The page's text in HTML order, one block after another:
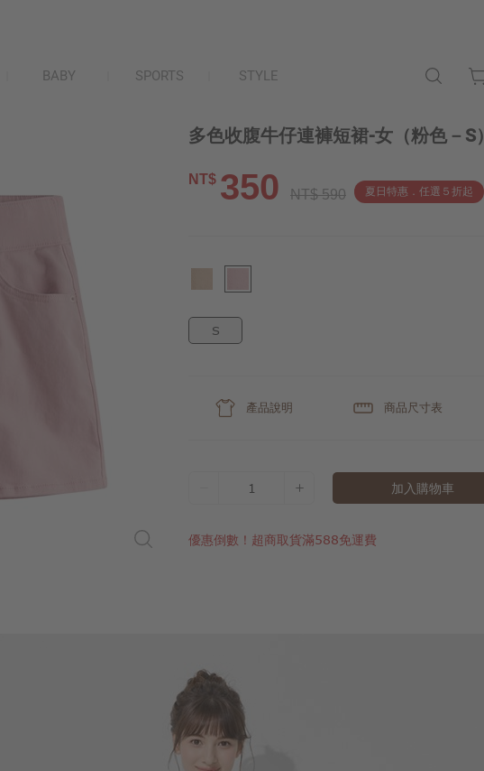
BABY SPORTS STYLE
多色收腹牛仔連褲短裙-女 （粉色－S）
NT$ 350 NT$ 590 夏日特惠．任選５折起
S
產品說明 商品尺寸表
1 加入購物車
優惠倒數！超商取貨滿588免運費